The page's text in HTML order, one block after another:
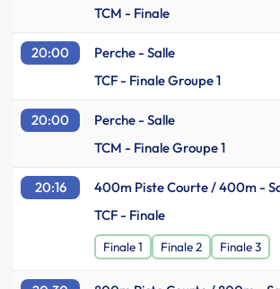
TCM - Finale
20:00 Perche - Salle
TCF - Finale Groupe 1
20:00 Perche - Salle
TCM - Finale Groupe 1
20:16 400m Piste Courte / 400m -
TCF - Finale
Finale 1 Finale 2 Finale 3